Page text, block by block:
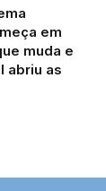
em
muda e
abriu as